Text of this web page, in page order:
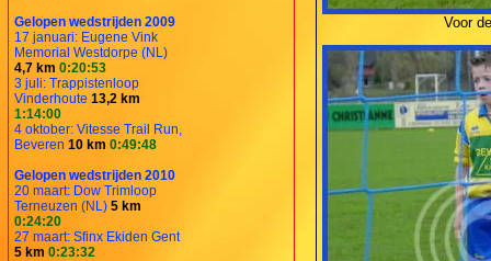
Gelopen wedstrijden 2009
17 januari: Eugene Vink
Memorial Westdorpe (NL)
4,7 km 0:20:53
3 juli: Trappistenloop
Vinderhoute 13,2 km
1:14:00
4 oktober: Vitesse Trail Run,
Beveren 10 km 0:49:48
Gelopen wedstrijden 2010
20 maart: Dow Trimloop
Terneuzen (NL) 5 km
0:24:20
27 maart: Sfinx Ekiden Gent
5 km 0:23:32
Voor